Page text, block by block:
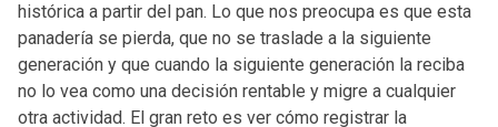
histórica a partir del pan. Lo que nos preocupa es que esta
panadería se pierda, que no se traslade a la siguiente
generación y que cuando la siguiente generación la reciba
no lo vea como una decisión rentable y migre a cualquier
otra actividad. El gran reto es ver cómo registrar la